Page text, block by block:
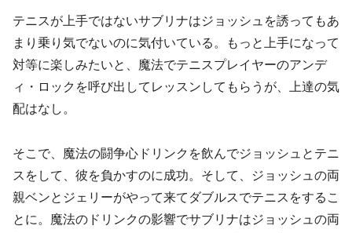
テニスが上手ではないサブリナはジョッシュを誘ってもあ
まり乗り気でないのに気付いている。もっと上手になって
対等に楽しみたいと、魔法でテニスプレイヤーのアンデ
ィ・ロックを呼び出してレッスンしてもらうが、上達の気
配はなし。
そこで、魔法の闘争心ドリンクを飲んでジョッシュとテニ
スをして、彼を負かすのに成功。そして、ジョッシュの両
親ベンとジェリーがやって来てダブルスでテニスをするこ
とに。魔法のドリンクの影響でサブリナはジョッシュの両